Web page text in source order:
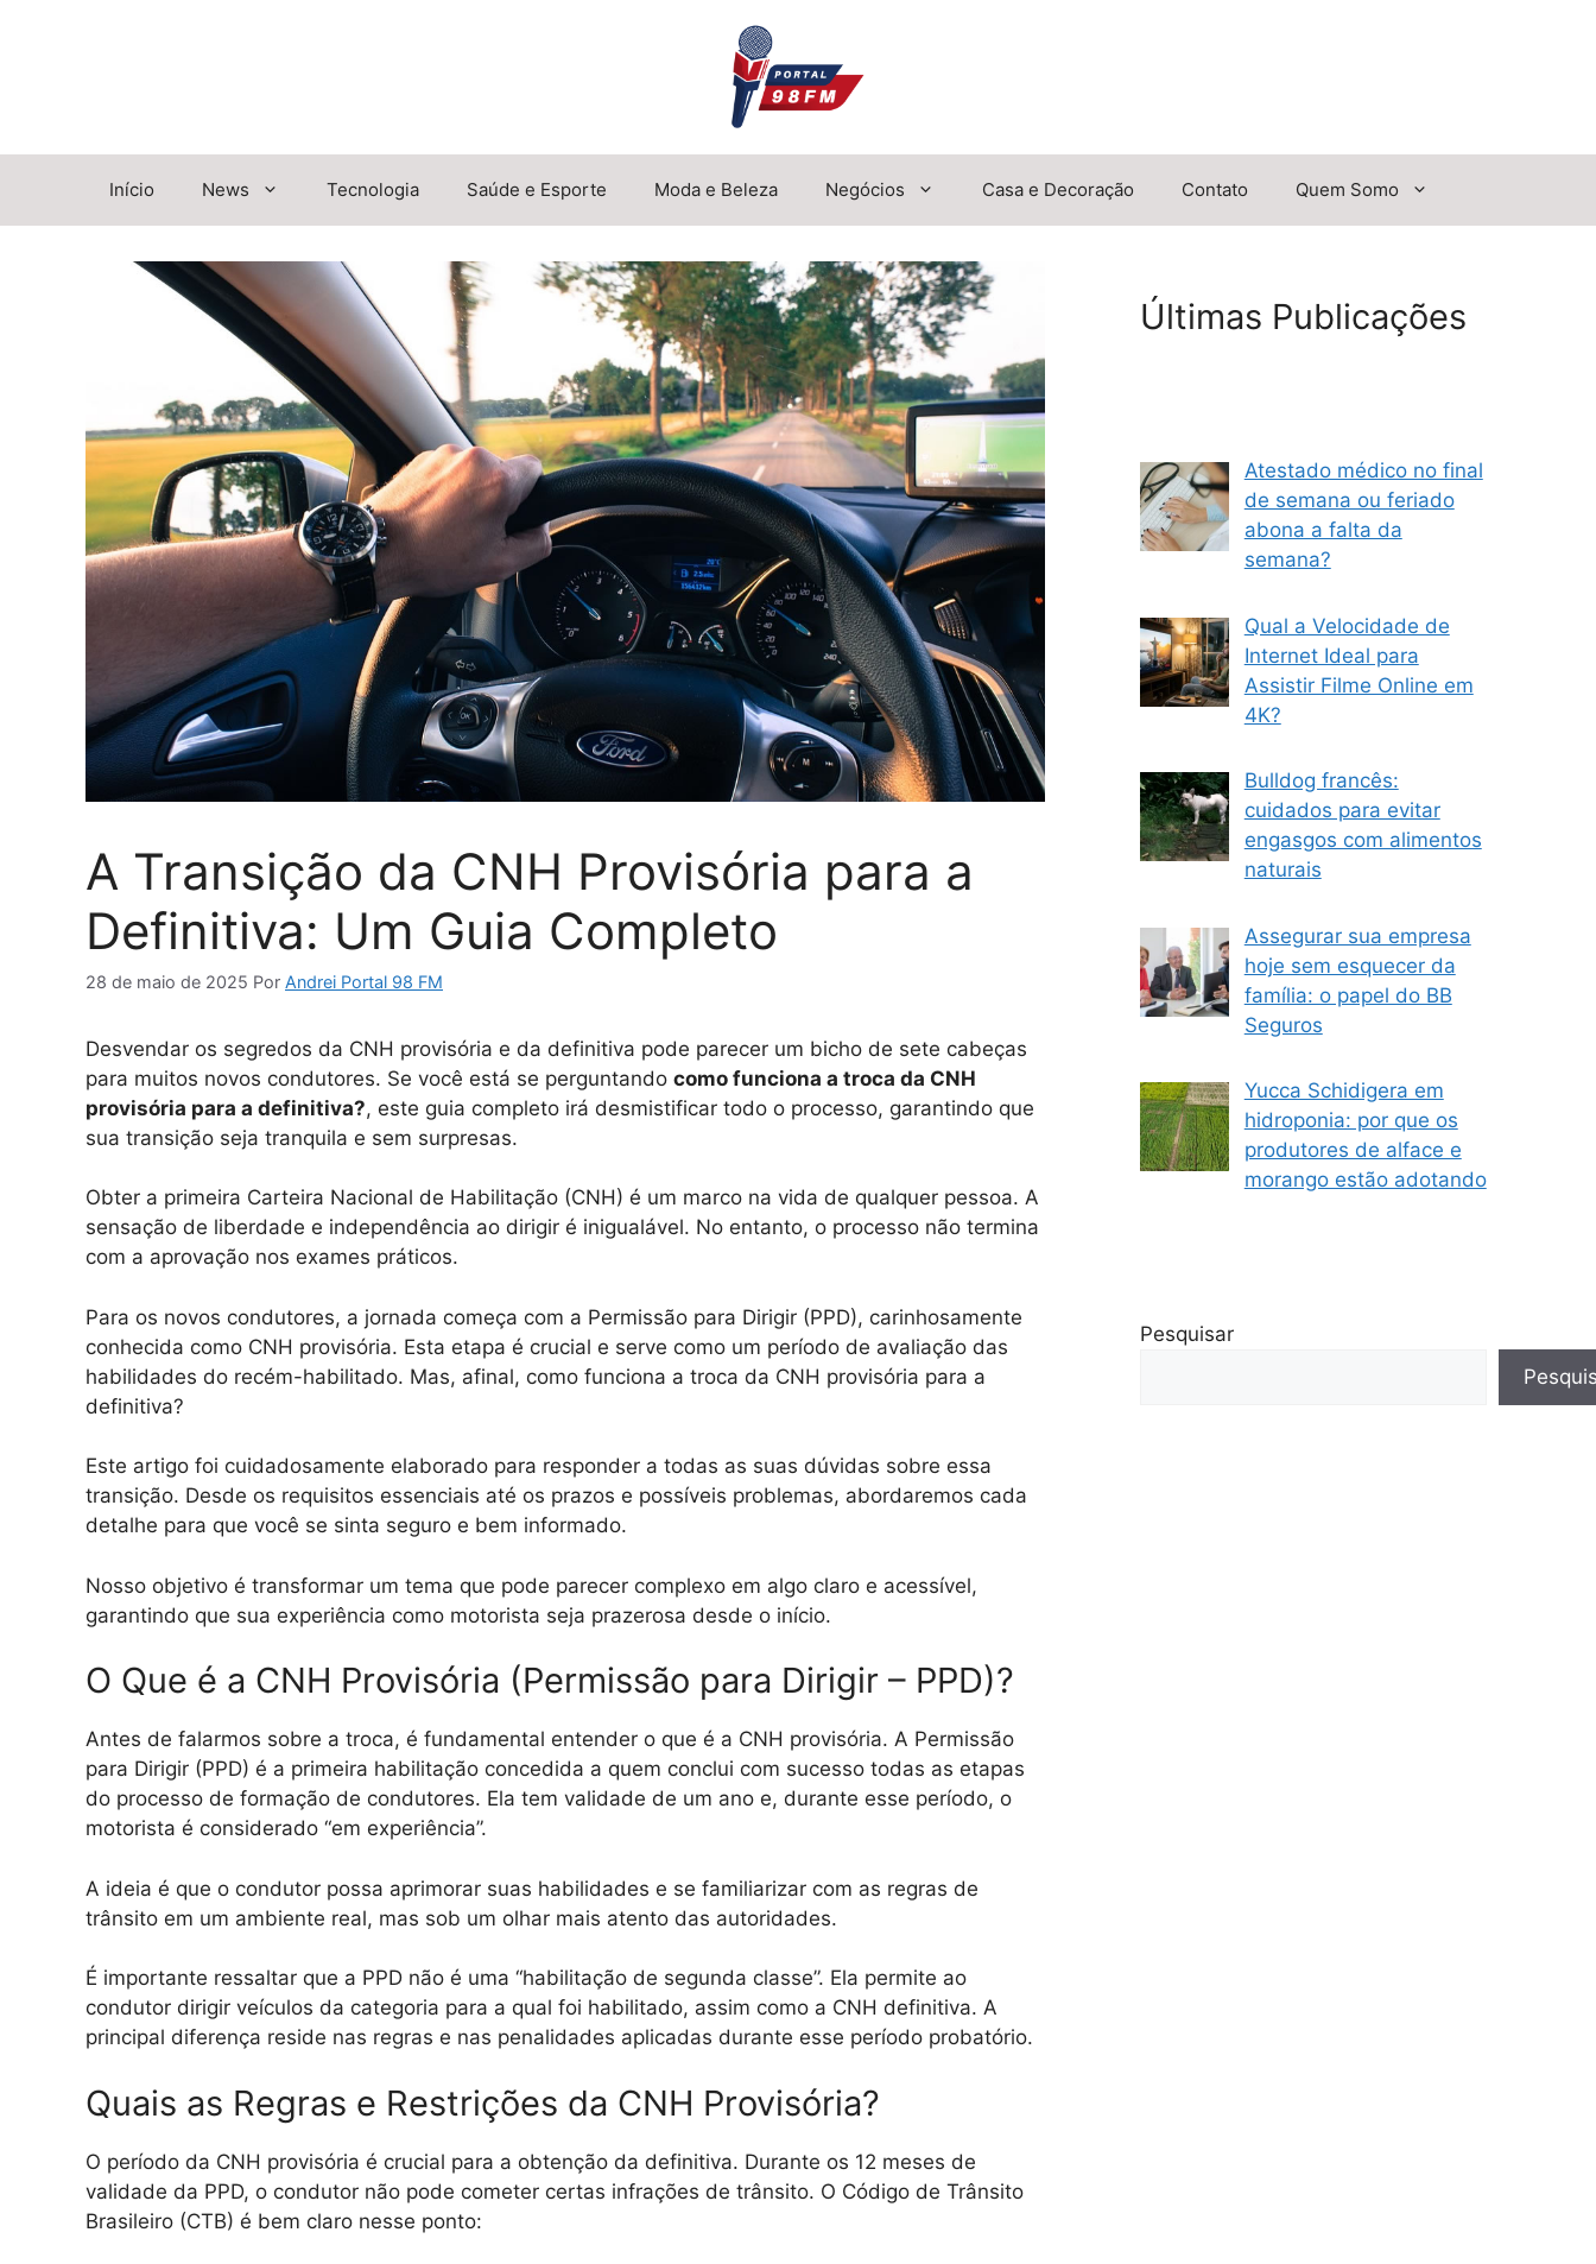
Início News Tecnologia Saúde e Esporte Moda e Beleza Negócios Casa e Decoração Contato Quem Somo
A Transição da CNH Provisória para a
Definitiva: Um Guia Completo
28 de maio de 2025 Por Andrei Portal 98 FM
Desvendar os segredos da CNH provisória e da definitiva pode parecer um bicho de sete cabeças
para muitos novos condutores. Se você está se perguntando como funciona a troca da CNH
provisória para a definitiva?, este guia completo irá desmistificar todo o processo, garantindo que
sua transição seja tranquila e sem surpresas.
Obter a primeira Carteira Nacional de Habilitação (CNH) é um marco na vida de qualquer pessoa. A
sensação de liberdade e independência ao dirigir é inigualável. No entanto, o processo não termina
com a aprovação nos exames práticos.
Para os novos condutores, a jornada começa com a Permissão para Dirigir (PPD), carinhosamente
conhecida como CNH provisória. Esta etapa é crucial e serve como um período de avaliação das
habilidades do recém-habilitado. Mas, afinal, como funciona a troca da CNH provisória para a
definitiva?
Este artigo foi cuidadosamente elaborado para responder a todas as suas dúvidas sobre essa
transição. Desde os requisitos essenciais até os prazos e possíveis problemas, abordaremos cada
detalhe para que você se sinta seguro e bem informado.
Nosso objetivo é transformar um tema que pode parecer complexo em algo claro e acessível,
garantindo que sua experiência como motorista seja prazerosa desde o início.
O Que é a CNH Provisória (Permissão para Dirigir – PPD)?
Antes de falarmos sobre a troca, é fundamental entender o que é a CNH provisória. A Permissão
para Dirigir (PPD) é a primeira habilitação concedida a quem conclui com sucesso todas as etapas
do processo de formação de condutores. Ela tem validade de um ano e, durante esse período, o
motorista é considerado “em experiência”.
A ideia é que o condutor possa aprimorar suas habilidades e se familiarizar com as regras de
trânsito em um ambiente real, mas sob um olhar mais atento das autoridades.
É importante ressaltar que a PPD não é uma “habilitação de segunda classe”. Ela permite ao
condutor dirigir veículos da categoria para a qual foi habilitado, assim como a CNH definitiva. A
principal diferença reside nas regras e nas penalidades aplicadas durante esse período probatório.
Quais as Regras e Restrições da CNH Provisória?
O período da CNH provisória é crucial para a obtenção da definitiva. Durante os 12 meses de
validade da PPD, o condutor não pode cometer certas infrações de trânsito. O Código de Trânsito
Brasileiro (CTB) é bem claro nesse ponto:
Últimas Publicações
Atestado médico no final
de semana ou feriado
abona a falta da
semana?
Qual a Velocidade de
Internet Ideal para
Assistir Filme Online em
4K?
Bulldog francês:
cuidados para evitar
engasgos com alimentos
naturais
Assegurar sua empresa
hoje sem esquecer da
família: o papel do BB
Seguros
Yucca Schidigera em
hidroponia: por que os
produtores de alface e
morango estão adotando
Pesquisar